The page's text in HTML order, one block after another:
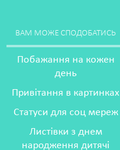
ВАМ МОЖЕ СПОДОБАТИСЬ
Побажання на кожен
день
Привітання в картинках
Статуси для соц мереж
Листівки з днем
народження дитячі